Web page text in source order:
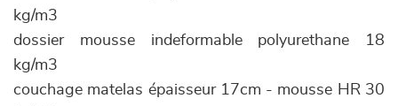
kg/m3
dossier mousse indeformable polyurethane 18
kg/m3
couchage matelas épaisseur 17cm - mousse HR 30